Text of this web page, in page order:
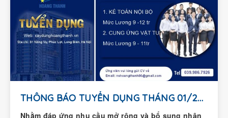
THÔNG BÁO TUYỂN DỤNG THÁNG 01/2026
Nhằm đáp ứng nhu cầu mở rộng và bổ sung nhân
sự, Công ty Cổ phần Xây dựng Hoàng Thành...